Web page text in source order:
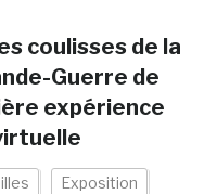
coulisses de la
Guerre de
expérience
Exposition